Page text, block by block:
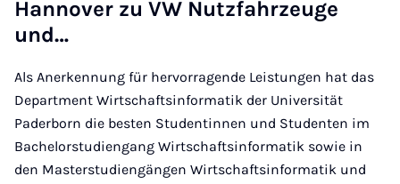
Han­nov­er zu VW Nutzfahrzeuge
und…
Als Anerkennung für hervorragende Leistungen hat das
Department Wirtschaftsinformatik der Universität
Paderborn die besten Studentinnen und Studenten im
Bachelorstudiengang Wirtschaftsinformatik sowie in
den Masterstudiengängen Wirtschaftsinformatik und